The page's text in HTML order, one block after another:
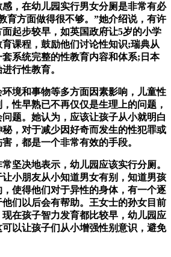
，在幼儿园实行男女分厕是非常有必
育方面做得很不够。”她介绍说，有许
起步较早，如英国政府让5岁的小学
课程，鼓励他们讨论性知识;瑞典从
系统完整的性教育内容和体系;日本
行性教育。
境和事物等多方面因素影响，儿童性
性早熟已不再仅仅是生理上的问题，
题。她认为，应该让孩子从小就明白
，对于减少因好奇而发生的性犯罪或
，都是一个非常有效的手段。
坚决地表示，幼儿园应该实行分厕。
小朋友从小知道男女有别，知道男孩
使得他们对于异性的身体，有一个逐
们以后会有帮助。王女士的孙女目前
在孩子智力发育都比较早，幼儿园应
以让孩子们从小增强性别意识，避免